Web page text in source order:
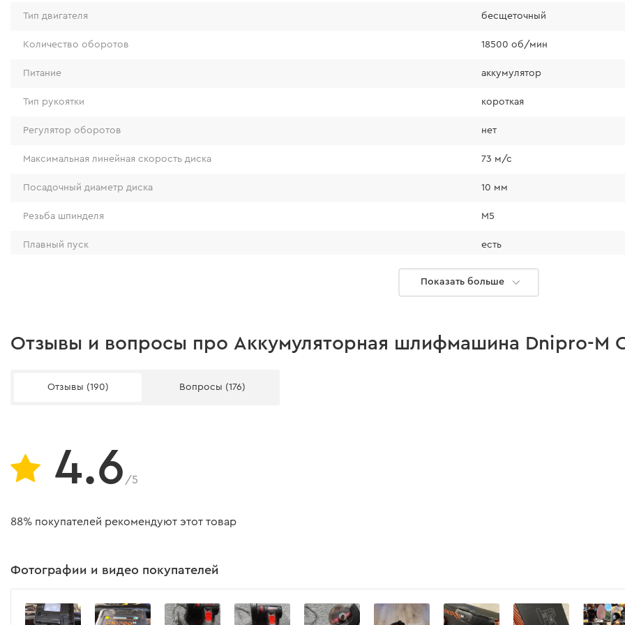
Высокий уровень безопасности
несколькими системами защиты:
Защита от чрезмерной
Значительно повышает
Быстрая настройка защитного кожуха
Тип двигателя бесщеточный
Количество оборотов 18500 об/мин
Питание аккумулятор
Тип рукоятки короткая
Регулятор оборотов нет
Максимальная линейная скорость диска 73 м/с
Посадочный диаметр диска 10 мм
Резьба шпинделя М5
Плавный пуск есть
Комплектация
Инструкция
Угло-шлифовальная машина
Инструкция пользователя
Показать больше
Отзывы и вопросы про Аккумуляторная шлифмашина Dnipro-M
Отзывы (190) Вопросы (176)
4.6 /5
88% покупателей рекомендуют этот товар
Фотографии и видео покупателей